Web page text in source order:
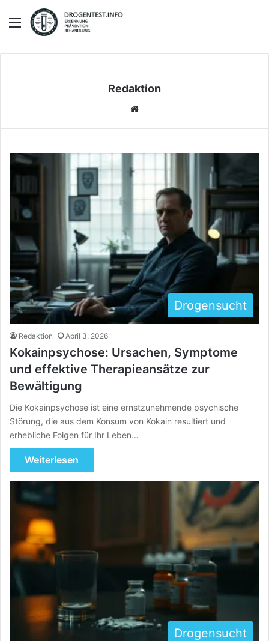
Menü
Redaktion
e
Drogensucht
Redaktion April 3, 2026
Kokainpsychose: Ursachen, Symptome
und effektive Therapieansätze zur
Bewältigung
Die Kokainpsychose ist eine ernstzunehmende psychische
Störung, die aus dem Konsum von Kokain resultiert und
erhebliche Folgen für Ihr Leben…
Weiterlesen
Drogensucht